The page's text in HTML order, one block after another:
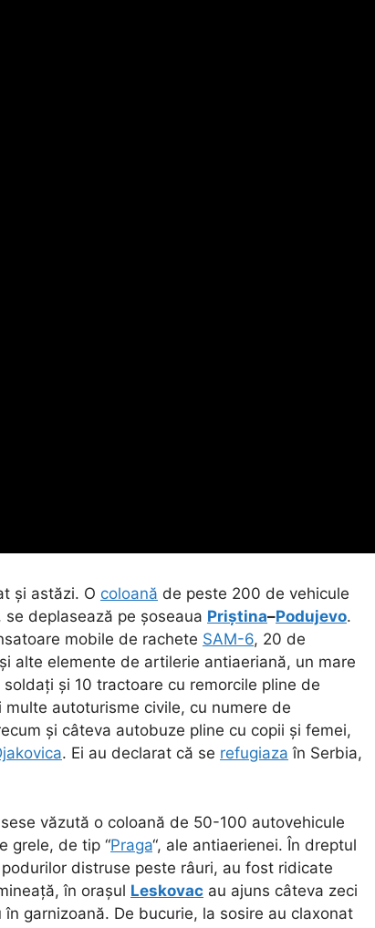
și astăzi. O coloană de peste 200 de vehicule
deplasează pe șoseaua Priștina–Podujevo.
mobile de rachete SAM-6, 20 de
și alte elemente de artilerie antiaeriană, un mare
și 10 tractoare cu remorcile pline de
autoturisme civile, cu numere de
și câteva autobuze pline cu copii și femei,
. Ei au declarat că se refugiaza în Serbia,
văzută o coloană de 50-100 autovehicule
grele, de tip “Praga“, ale antiaerienei. În dreptul
distruse peste râuri, au fost ridicate
în orașul Leskovac au ajuns câteva zeci
garnizoană. De bucurie, la sosire au claxonat